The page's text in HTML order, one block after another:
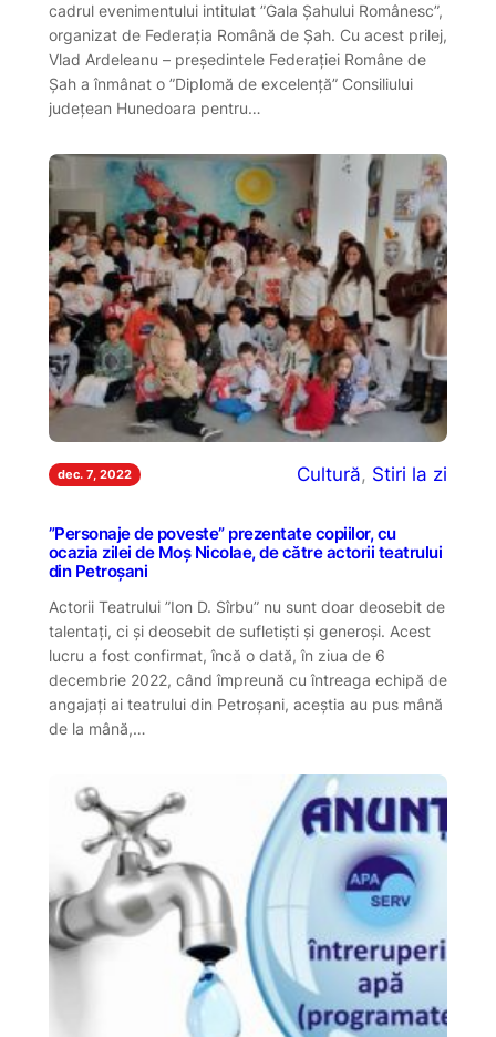
cadrul evenimentului intitulat ”Gala Șahului Românesc”,
organizat de Federația Română de Șah. Cu acest prilej,
Vlad Ardeleanu – președintele Federației Române de
Șah a înmânat o ”Diplomă de excelență” Consiliului
județean Hunedoara pentru…
dec. 7, 2022 Cultură, Stiri la zi
”Personaje de poveste” prezentate copiilor, cu
ocazia zilei de Moș Nicolae, de către actorii teatrului
din Petroșani
Actorii Teatrului ”Ion D. Sîrbu” nu sunt doar deosebit de
talentați, ci și deosebit de sufletiști și generoși. Acest
lucru a fost confirmat, încă o dată, în ziua de 6
decembrie 2022, când împreună cu întreaga echipă de
angajați ai teatrului din Petroșani, aceștia au pus mână
de la mână,…